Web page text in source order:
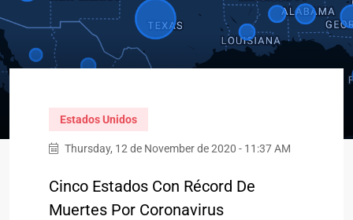
Estados Unidos
Thursday, 12 de November de 2020 - 11:37 AM
Cinco Estados Con Récord De
Muertes Por Coronavirus